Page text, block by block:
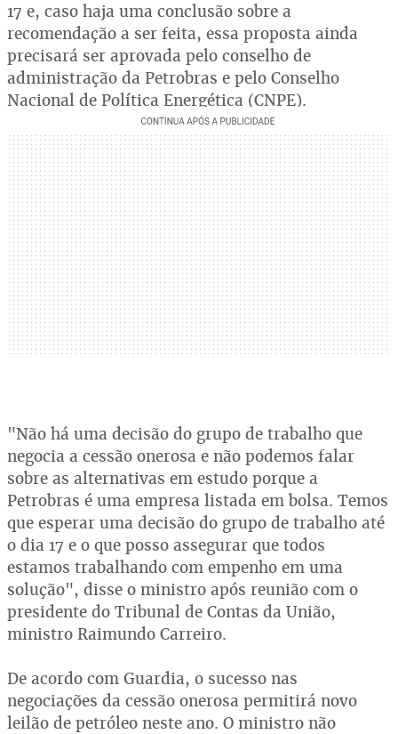
17 e, caso haja uma conclusão sobre a
recomendação a ser feita, essa proposta ainda
precisará ser aprovada pelo conselho de
administração da Petrobras e pelo Conselho
Nacional de Política Energética (CNPE).
"Não há uma decisão do grupo de trabalho que
negocia a cessão onerosa e não podemos falar
sobre as alternativas em estudo porque a
Petrobras é uma empresa listada em bolsa. Temos
que esperar uma decisão do grupo de trabalho até
o dia 17 e o que posso assegurar que todos
estamos trabalhando com empenho em uma
solução", disse o ministro após reunião com o
presidente do Tribunal de Contas da União,
ministro Raimundo Carreiro.
De acordo com Guardia, o sucesso nas
negociações da cessão onerosa permitirá novo
leilão de petróleo neste ano. O ministro não